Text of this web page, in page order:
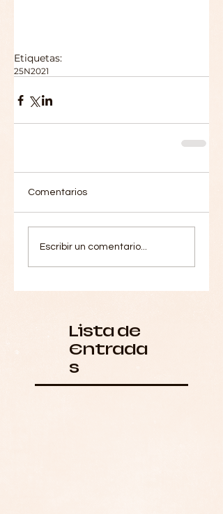
Etiquetas:
25N2021
Comentarios
Escribir un comentario...
Lista de
Entrada
s